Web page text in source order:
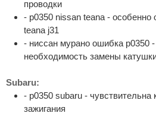
проводки
- p0350 nissan teana -
teana j31
- ниссан мурано ошибка p0350
необходимость замены
Subaru:
- p0350 subaru - чувствительна
зажигания